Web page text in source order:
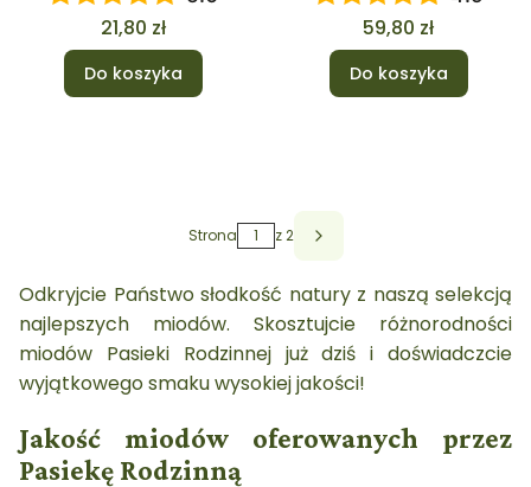
Cena
21,80 zł
Do koszyka
Cena
59,80 zł
Do koszyka
Strona z 2
Odkryjcie Państwo słodkość natury z naszą selekcją
najlepszych miodów. Skosztujcie różnorodności
miodów Pasieki Rodzinnej już dziś i doświadczcie
wyjątkowego smaku wysokiej jakości!
Jakość miodów oferowanych przez
Pasiekę Rodzinną